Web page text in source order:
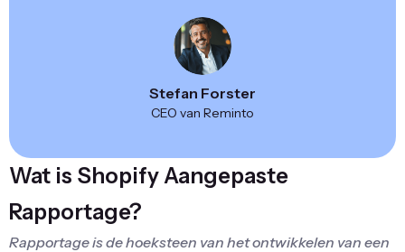
Stefan Forster
CEO van Reminto
Wat is Shopify Aangepaste
Rapportage?
Rapportage is de hoeksteen van het ontwikkelen van een